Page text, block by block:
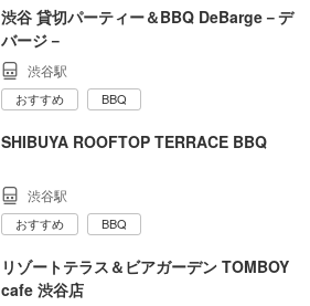
渋谷 貸切パーティー＆BBQ DeBarge－デ
バージ－
渋谷駅
おすすめ BBQ
SHIBUYA ROOFTOP TERRACE BBQ
渋谷駅
おすすめ BBQ
リゾートテラス＆ビアガーデン TOMBOY
cafe 渋谷店